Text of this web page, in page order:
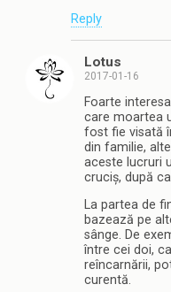
Reply
Lotus
2017-01-16
Foarte
care moartea
fost fie visată
din familie,
aceste lucruri
cruciș, după
La partea de
bazează pe
sânge. De
între cei doi,
reîncarnării,
curentă.